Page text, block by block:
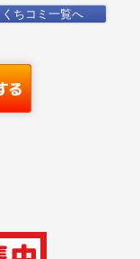
くちコミ一覧へ